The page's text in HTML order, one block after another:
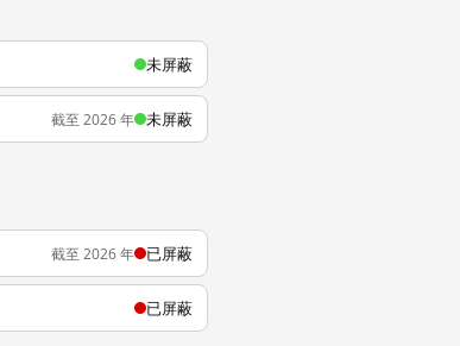
未屏蔽
截至 2026 年 未屏蔽
截至 2026 年 已屏蔽
已屏蔽